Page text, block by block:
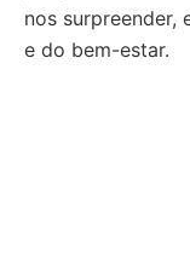
nos surpreender,
e do bem-estar.